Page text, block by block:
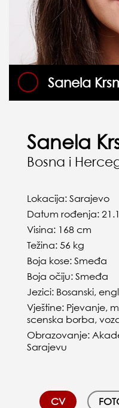
Sanela
Sanela
Bosna i
Lokacija: Sarajevo
Datum rođenja:
Visina: 168 cm
Težina: 56 kg
Boja kose: Smeđa
Boja očiju: Smeđa
Jezici: Bosanski,
Vještine: Pjevanje,
scenska borba,
Obrazovanje:
Sarajevu
CV